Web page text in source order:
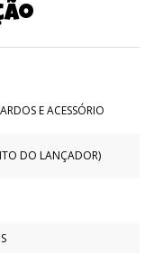
E ACESSÓRIO
DO LANÇADOR)